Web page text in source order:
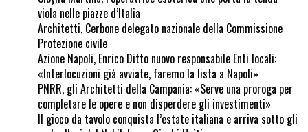
viola nelle piazze d’Italia
Architetti, Cerbone delegato nazionale della Commissione
Protezione civile
Azione Napoli, Enrico Ditto nuovo responsabile Enti locali:
«Interlocuzioni già avviate, faremo la lista a Napoli»
PNRR, gli Architetti della Campania: «Serve una proroga per
completare le opere e non disperdere gli investimenti»
Il gioco da tavolo conquista l’estate italiana e arriva sotto gli